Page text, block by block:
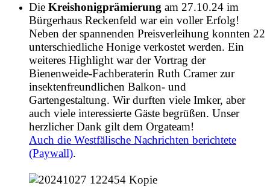
Die Kreishonigprämierung am 27.10.24 im
Bürgerhaus Reckenfeld war ein voller Erfolg!
Neben der spannenden Preisverleihung konnten 22
unterschiedliche Honige verkostet werden. Ein
weiteres Highlight war der Vortrag der
Bienenweide-Fachberaterin Ruth Cramer zur
insektenfreundlichen Balkon- und
Gartengestaltung. Wir durften viele Imker, aber
auch viele interessierte Gäste begrüßen. Unser
herzlicher Dank gilt dem Orgateam!
Auch die Westfälische Nachrichten berichtete
(Paywall).